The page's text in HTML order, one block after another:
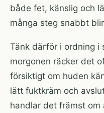
både fet, känslig och
många steg snabbt
Tänk därför i ordning i
morgonen räcker det
försiktigt om huden
lätt fuktkräm och
handlar det främst